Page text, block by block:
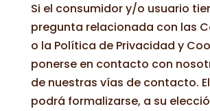
Si el consumidor y/o usuario
pregunta relacionada con las
o la Política de Privacidad y
ponerse en contacto con
de nuestras vías de contacto.
podrá formalizarse, a su